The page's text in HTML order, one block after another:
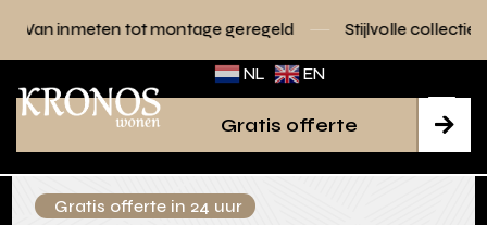
montage geregeld Stijlvolle collecties voor elk
NL EN

Gratis offerte
Gratis offerte in 24 uur